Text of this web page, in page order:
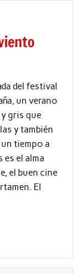
del festival
un verano
gris que
y también
tiempo a
es el alma
el buen cine
El